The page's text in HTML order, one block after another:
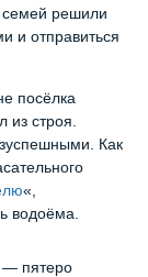
семей решили
и отправиться
посёлка
строя.
Как
«,
водоёма.
— пятеро